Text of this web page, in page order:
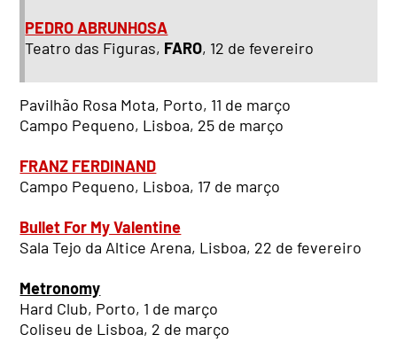
PEDRO ABRUNHOSA
Teatro das Figuras, FARO, 12 de fevereiro
Pavilhão Rosa Mota, Porto, 11 de março
Campo Pequeno, Lisboa, 25 de março
FRANZ FERDINAND
Campo Pequeno, Lisboa, 17 de março
Bullet For My Valentine
Sala Tejo da Altice Arena, Lisboa, 22 de fevereiro
Metronomy
Hard Club, Porto, 1 de março
Coliseu de Lisboa, 2 de março